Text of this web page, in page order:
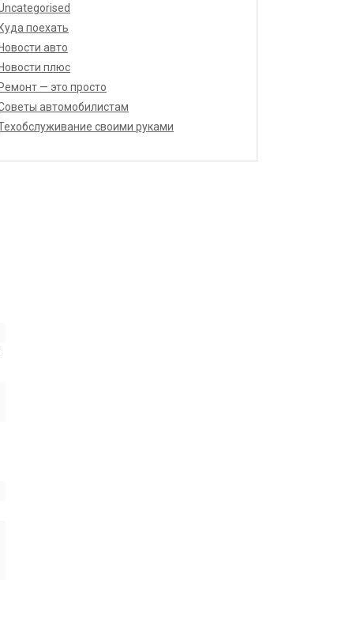
Куда поехать
Новости авто
Новости плюс
Ремонт — это просто
автомобилистам
своими руками